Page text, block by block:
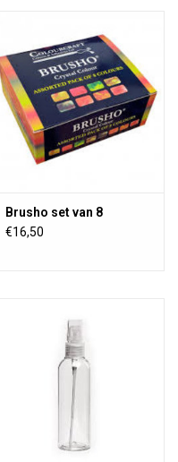
Brusho set van 8
€16,50